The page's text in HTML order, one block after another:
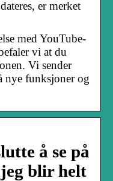
er merket
med YouTube-
vi at du
Vi sender
nye funksjoner og
å se på
blir helt